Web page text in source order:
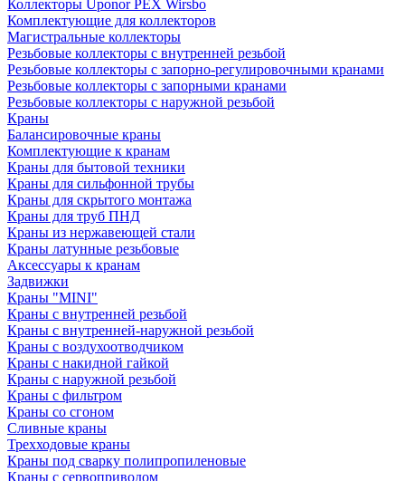
Коллекторы Uponor PEX Wirsbo
Комплектующие для коллекторов
Магистральные коллекторы
Резьбовые коллекторы с внутренней резьбой
Резьбовые коллекторы с запорно-регулировочными кранами
Резьбовые коллекторы с запорными кранами
Резьбовые коллекторы с наружной резьбой
Краны
Балансировочные краны
Комплектующие к кранам
Краны для бытовой техники
Краны для сильфонной трубы
Краны для скрытого монтажа
Краны для труб ПНД
Краны из нержавеющей стали
Краны латунные резьбовые
Аксессуары к кранам
Задвижки
Краны "MINI"
Краны с внутренней резьбой
Краны с внутренней-наружной резьбой
Краны с воздухоотводчиком
Краны с накидной гайкой
Краны с наружной резьбой
Краны с фильтром
Краны со сгоном
Сливные краны
Трехходовые краны
Краны под сварку полипропиленовые
Краны с сервоприводом